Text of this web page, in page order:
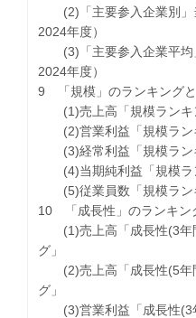
(2)「主要参入企業別」
2024年度）
(3)「主要参入企業平均
2024年度）
9 「規模」のランキングと
(1)売上高「規模ランキ
(2)営業利益「規模ラン
(3)経常利益「規模ラン
(4)当期純利益「規模ラ
(5)従業員数「規模ラン
10 「成長性」のランキン
(1)売上高「成長性(3年
グ」
(2)売上高「成長性(5年
グ」
(3)営業利益「成長性(3